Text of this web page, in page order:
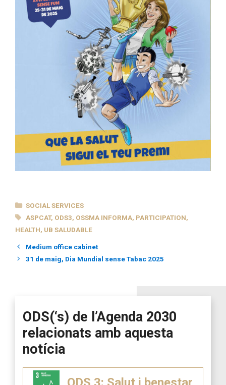
CATEGORIES
SOCIAL SERVICES
TAGS
ASPCAT, ODS3, OSSMA INFORMA, PARTICIPATION,
HEALTH, UB SALUDABLE
Medium office cabinet
31 de maig, Dia Mundial sense Tabac 2025
ODS(‘s) de l’Agenda 2030
relacionats amb aquesta
notícia